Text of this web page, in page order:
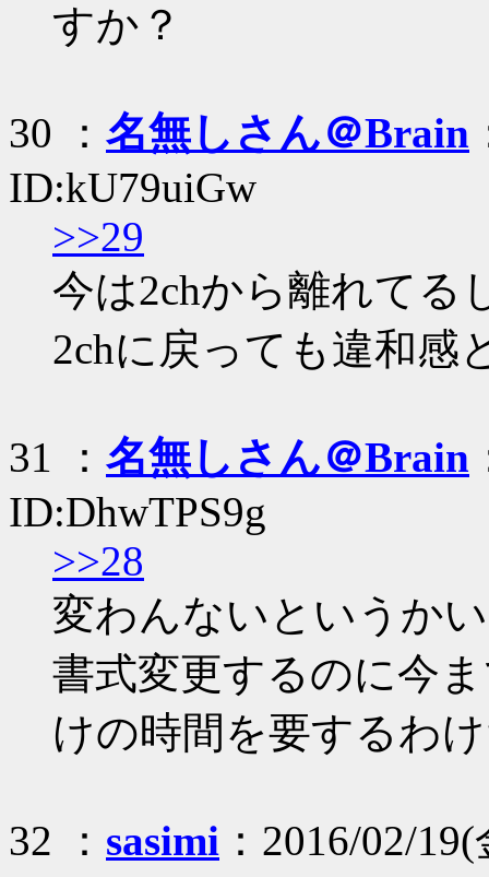
すか？
30 ： 名無しさん＠Brain
ID:kU79uiGw
>>29
今は2chから離れてる
2chに戻っても違和感
31 ： 名無しさん＠Brain
ID:DhwTPS9g
>>28
変わんないというか
書式変更するのに今
けの時間を要するわ
32 ： sasimi ：2016/02/